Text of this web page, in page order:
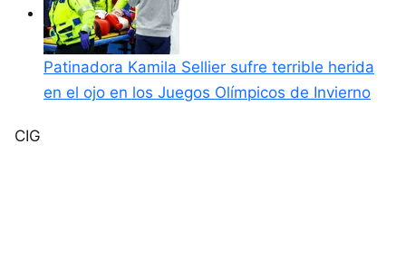
Patinadora Kamila Sellier sufre terrible herida
en el ojo en los Juegos Olímpicos de Invierno
CIG